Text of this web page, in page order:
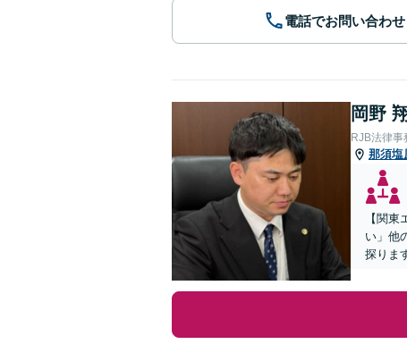
電話でお問い合わせ
岡野
RJB法律事
那須塩
【関
い」他
探りま